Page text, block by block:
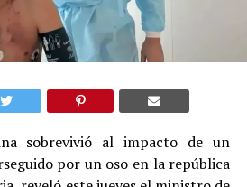
sobrevivió al impacto de un
por un oso en la república